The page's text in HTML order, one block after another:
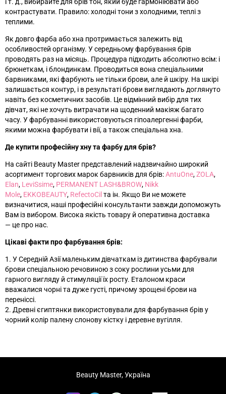
і т. д., вибирайте для брів тон, який буде гармоніювати або
контрастувати. Правило: холодні тони з холодними, теплі з
теплими.
Як довго фарба або хна протримається залежить від
особливостей організму. У середньому фарбування брів
проводять раз на місяць. Процедура підходить абсолютно всім: і
брюнеткам, і блондинкам. Проводиться вона спеціальними
барвниками, які фарбують не тільки брови, але й шкіру. На шкірі
залишається контур, і в результаті брови виглядають доглянуто
навіть без косметичних засобів. Це відмінний вибір для тих
дівчат, які не хочуть витрачати на щоденний макіяж багато
часу. У фарбуванні використовуються гіпоалергенні фарби,
якими можна фарбувати і вії, а також спеціальна хна.
Де купити професійну хну та фарбу для брів?
На сайті Beauty Master представлений надзвичайно широкий
асортимент торгових марок барвників для брів:AntuOne,ZOLA,
Elan, LeviSsime, PERMANENT LASH&BROW, Nikk
Mole, EKKOBEAUTY, RefectoCil та ін. Якщо Ви не можете
визначитися, наші професійні консультанти завжди допоможуть
Вам із вибором. Висока якість товару й оперативна доставка
— це про нас.
Цікаві факти про фарбування брів:
1. У Середній Азії маленьким дівчаткам із дитинства фарбували
брови спеціальною речовиною з соку рослини усьми для
гарного вигляду й стимуляції їх росту. Еталоном краси
вважалися чорні та дуже густі, причому зрощені брови на
переніссі.
2. Древні єгиптянки використовували для фарбування брів у
чорний колір палену слонову кістку і деревне вугілля.
Beauty Master, Україна